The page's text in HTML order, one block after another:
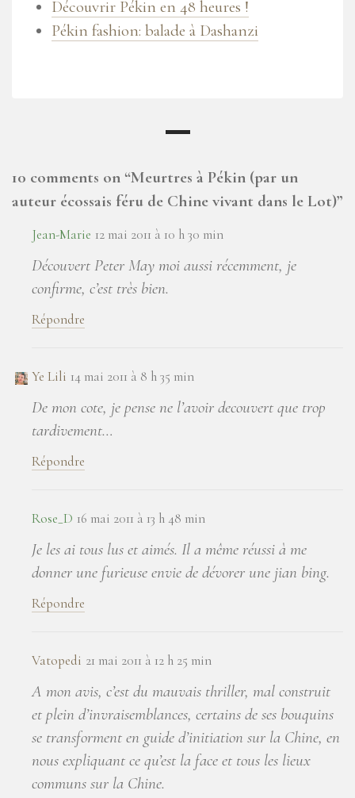
Découvrir Pékin en 48 heures !
Pékin fashion: balade à Dashanzi
10 comments on “Meurtres à Pékin (par un
auteur écossais féru de Chine vivant dans le Lot)”
Jean-Marie 12 mai 2011 à 10 h 30 min
Découvert Peter May moi aussi récemment, je
confirme, c’est très bien.
Répondre
Ye Lili 14 mai 2011 à 8 h 35 min
De mon cote, je pense ne l’avoir decouvert que trop
tardivement…
Répondre
Rose_D 16 mai 2011 à 13 h 48 min
Je les ai tous lus et aimés. Il a même réussi à me
donner une furieuse envie de dévorer une jian bing.
Répondre
Vatopedi 21 mai 2011 à 12 h 25 min
A mon avis, c’est du mauvais thriller, mal construit
et plein d’invraisemblances, certains de ses bouquins
se transforment en guide d’initiation sur la Chine, en
nous expliquant ce qu’est la face et tous les lieux
communs sur la Chine.